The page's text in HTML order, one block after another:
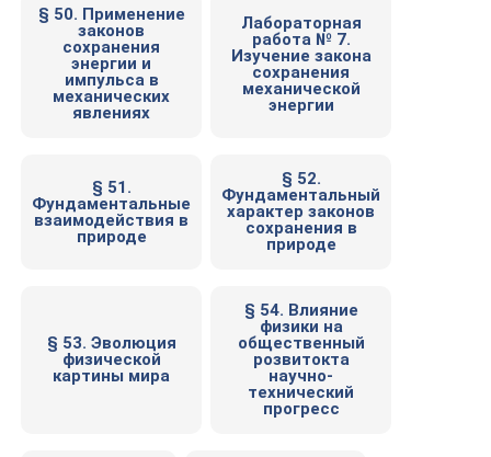
§ 50. Применение
законов
сохранения
энергии и
импульса в
механических
явлениях
Лабораторная
работа № 7.
Изучение закона
сохранения
механической
энергии
§ 51.
Фундаментальные
взаимодействия в
природе
§ 52.
Фундаментальный
характер законов
сохранения в
природе
§ 53. Эволюция
физической
картины мира
§ 54. Влияние
физики на
общественный
розвитокта
научно-
технический
прогресс